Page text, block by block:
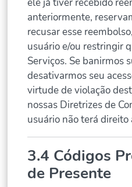
anteriormente,
recusar esse
usuário e/ou restringir
Serviços. Se banirmos
desativarmos seu
virtude de violação
nossas Diretrizes de
usuário não terá direito
3.4 Códigos
de Presente